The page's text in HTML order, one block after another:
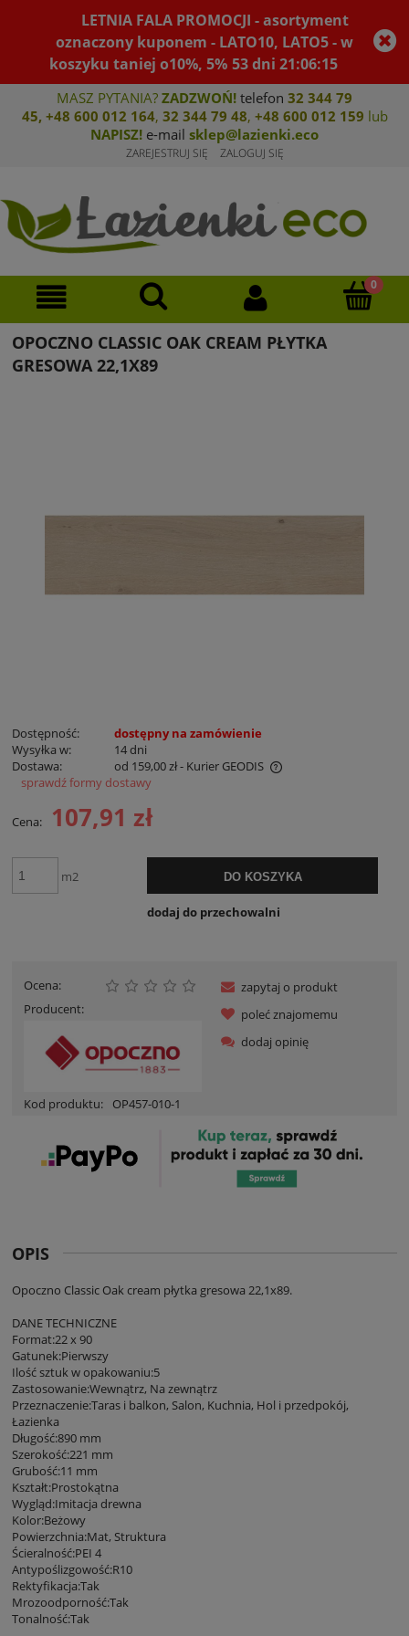
LETNIA FALA PROMOCJI - asortyment
oznaczony kuponem - LATO10, LATO5 - w
koszyku taniej o10%, 5% 53dni21:06:15
MASZ PYTANIA? ZADZWOŃ! telefon 32 344 79
45, +48 600 012 164, 32 344 79 48, +48 600 012 159 lub
NAPISZ! e-mail sklep@lazienki.eco
ZAREJESTRUJ SIĘ ZALOGUJ SIĘ
OPOCZNO CLASSIC OAK CREAM PŁYTKA
GRESOWA 22,1X89
Dostępność:
dostępny na zamówienie
Wysyłka w:
14 dni
Dostawa:
od 159,00 zł- Kurier GEODIS
Cena nie zawiera ewentualnych kosztów płatności
sprawdź formy dostawy
Cena: 107,91 zł
m2 DO KOSZYKA
dodaj do przechowalni
Ocena:
Producent:
Kod produktu: OP457-010-1
zapytaj o produkt
poleć znajomemu
dodaj opinię
OPIS
Opoczno Classic Oak cream płytka gresowa 22,1x89.
DANE TECHNICZNE
Format:22 x 90
Gatunek:Pierwszy
Ilość sztuk w opakowaniu:5
Zastosowanie:Wewnątrz, Na zewnątrz
Przeznaczenie:Taras i balkon, Salon, Kuchnia, Hol i przedpokój,
Łazienka
Długość:890 mm
Szerokość:221 mm
Grubość:11 mm
Kształt:Prostokątna
Wygląd:Imitacja drewna
Kolor:Beżowy
Powierzchnia:Mat, Struktura
Ścieralność:PEI 4
Antypoślizgowość:R10
Rektyfikacja:Tak
Mrozoodporność:Tak
Tonalność:Tak